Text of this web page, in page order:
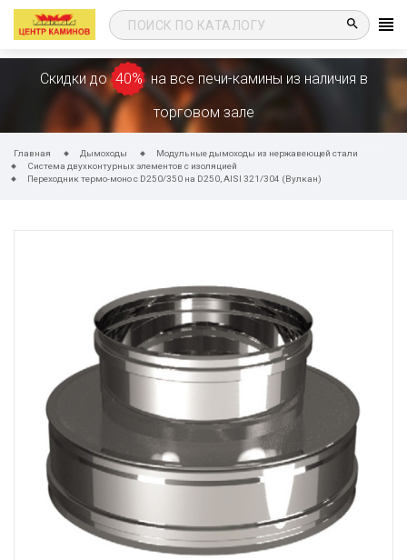
search
Скидки до 40% на все печи-камины из наличия в
торговом зале
Главная Дымоходы
Модульные дымоходы из нержавеющей стали
Система двухконтурных элементов с изоляцией
Переходник термо-моно с D250/350 на D250, AISI 321/304 (Вулкан)